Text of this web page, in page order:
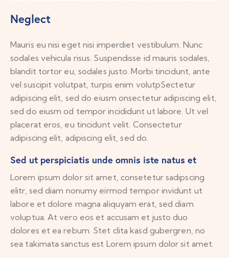
Neglect
Mauris eu nisi eget nisi imperdiet vestibulum. Nunc
sodales vehicula risus. Suspendisse id mauris sodales,
blandit tortor eu, sodales justo. Morbi tincidunt, ante
vel suscipit volutpat, turpis enim volutpSectetur
adipiscing elit, sed do eiusm onsectetur adipiscing elit,
sed do eiusm od tempor incididunt ut labore. Ut vel
placerat eros, eu tincidunt velit. Consectetur
adipiscing elit, adipiscing elit, sed do.
Sed ut perspiciatis unde omnis iste natus et
Lorem ipsum dolor sit amet, consetetur sadipscing
elitr, sed diam nonumy eirmod tempor invidunt ut
labore et dolore magna aliquyam erat, sed diam
voluptua. At vero eos et accusam et justo duo
dolores et ea rebum. Stet clita kasd gubergren, no
sea takimata sanctus est Lorem ipsum dolor sit amet.